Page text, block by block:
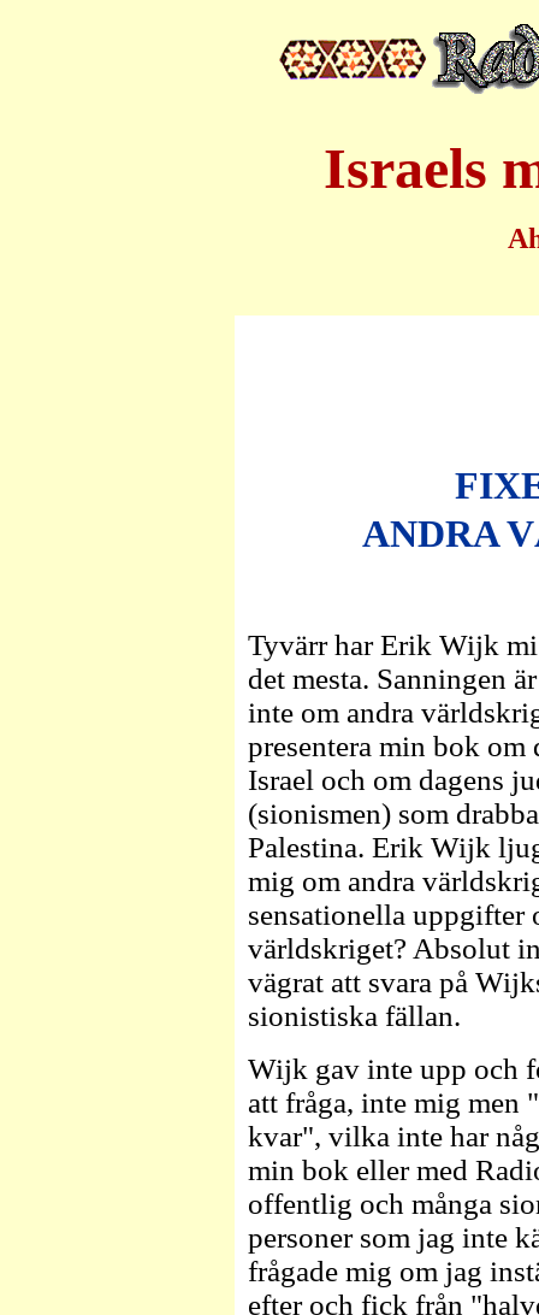
Israels
ANDRA
Tyvärr har Erik Wijk
det mesta. Sanningen
inte om andra
presentera min bok
Israel och om dagens
(sionismen) som
Palestina. Erik Wijk
mig om andra
sensationella uppgifter
världskriget? Absolut
vägrat att svara på
sionistiska fällan.
Wijk gav inte upp och
att fråga, inte mig men
kvar", vilka inte har
min bok eller med
offentlig och många
personer som jag inte
frågade mig om jag
efter och fick från